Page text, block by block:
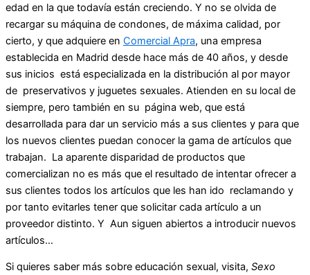
edad en la que todavía están creciendo. Y no se olvida de
recargar su máquina de condones, de máxima calidad, por
cierto, y que adquiere en Comercial Apra, una empresa
establecida en Madrid desde hace más de 40 años, y desde
sus inicios está especializada en la distribución al por mayor
de preservativos y juguetes sexuales. Atienden en su local de
siempre, pero también en su página web, que está
desarrollada para dar un servicio más a sus clientes y para que
los nuevos clientes puedan conocer la gama de artículos que
trabajan. La aparente disparidad de productos que
comercializan no es más que el resultado de intentar ofrecer a
sus clientes todos los artículos que les han ido reclamando y
por tanto evitarles tener que solicitar cada artículo a un
proveedor distinto. Y Aun siguen abiertos a introducir nuevos
artículos…
Si quieres saber más sobre educación sexual, visita, Sexo